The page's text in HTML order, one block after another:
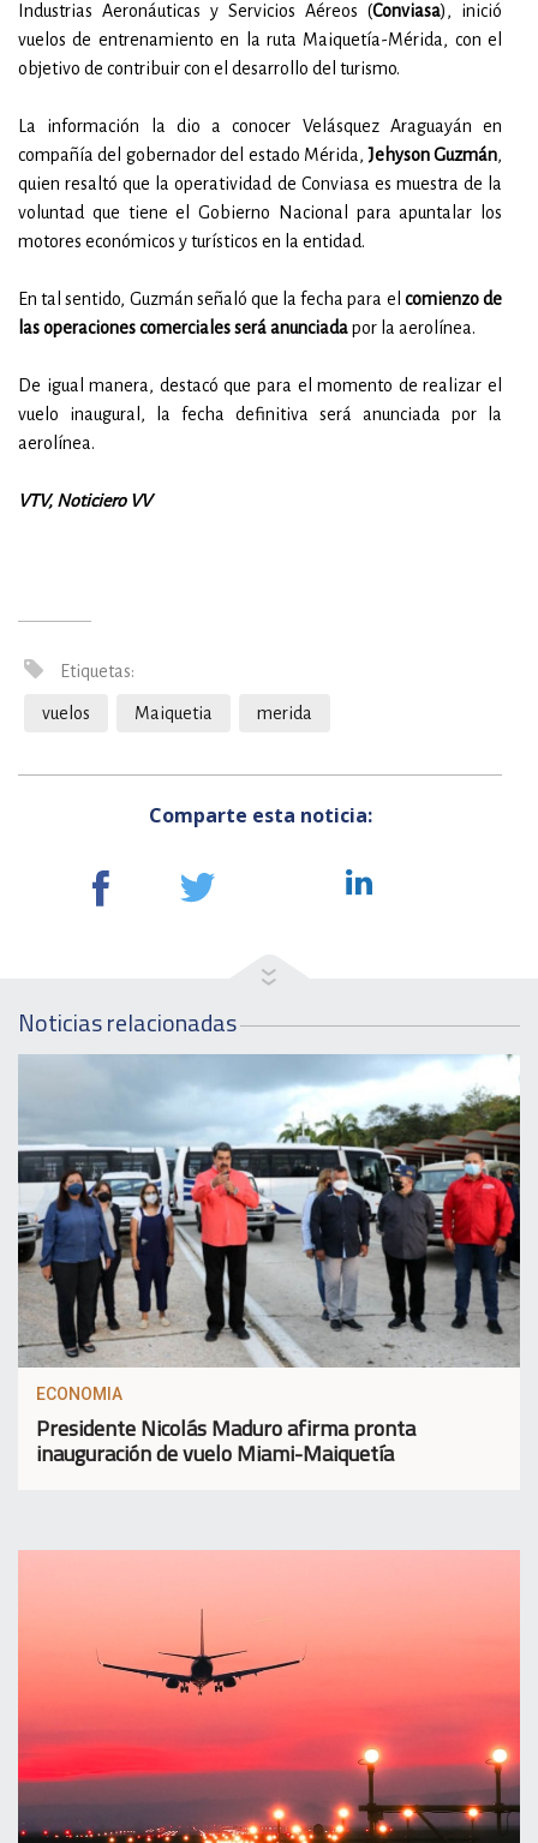
Industrias Aeronáuticas y Servicios Aéreos (Conviasa), inició
vuelos de entrenamiento en la ruta Maiquetía-Mérida, con el
objetivo de contribuir con el desarrollo del turismo.
La información la dio a conocer Velásquez Araguayán en
compañía del gobernador del estado Mérida,Jehyson Guzmán,
quien resaltó que la operatividad de Conviasa es muestra de la
voluntad que tiene el Gobierno Nacional para apuntalar los
motores económicos y turísticos en la entidad.
En tal sentido, Guzmán señaló que la fecha para el comienzo de
las operaciones comerciales será anunciadapor la aerolínea.
De igual manera, destacó que para el momento de realizar el
vuelo inaugural, la fecha definitiva será anunciada por la
aerolínea.
VTV, Noticiero VV
Etiquetas:
vuelos Maiquetia merida
Comparte esta noticia:
Noticias relacionadas
ECONOMIA
Presidente Nicolás Maduro afirma pronta
inauguración de vuelo Miami-Maiquetía